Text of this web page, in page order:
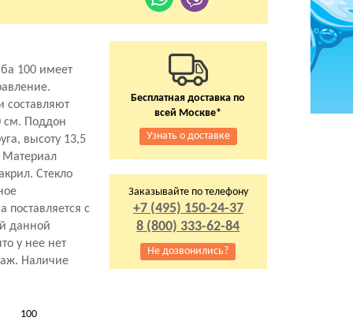
100 имеет
составляют
см. Поддон
высоту 13,5
Материал
Стекло
поставляется с
данной
у нее нет
Наличие
100
Бесплатная доставка по
всей Москве*
Узнать о доставке
Заказывайте по телефону
+7 (495) 150-24-37
8 (800) 333-62-84
Не дозвонились?